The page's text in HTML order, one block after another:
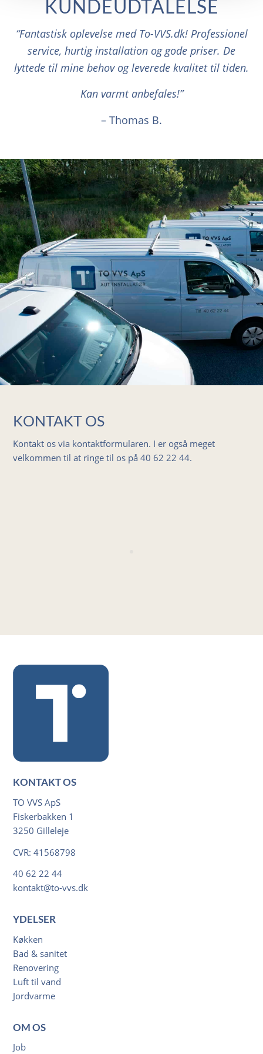
KUNDEUDTALELSE
“Fantastisk oplevelse med To-VVS.dk! Professionel
service, hurtig installation og gode priser. De
lyttede til mine behov og leverede kvalitet til tiden.
Kan varmt anbefales!”
– Thomas B.
KONTAKT OS
Kontakt os via kontaktformularen. I er også meget
velkommen til at ringe til os på40 62 22 44.
KONTAKT OS
TO VVS ApS
Fiskerbakken 1
3250 Gilleleje
CVR: 41568798
40 62 22 44
kontakt@to-vvs.dk
YDELSER
Køkken
Bad & sanitet
Renovering
Luft til vand
Jordvarme
OM OS
Job